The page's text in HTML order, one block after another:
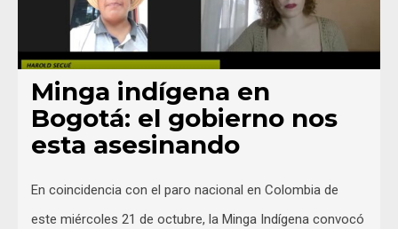
Minga indígena en
Bogotá: el gobierno nos
esta asesinando
En coincidencia con el paro nacional en Colombia de
este miércoles 21 de octubre, la Minga Indígena convocó